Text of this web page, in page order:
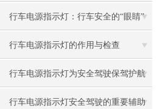
的关键作用
行车电源指示灯：行车安全的“眼睛”
行车电源指示灯的作用与检查
行车电源指示灯为安全驾驶保驾护航
行车电源指示灯安全驾驶的重要辅助